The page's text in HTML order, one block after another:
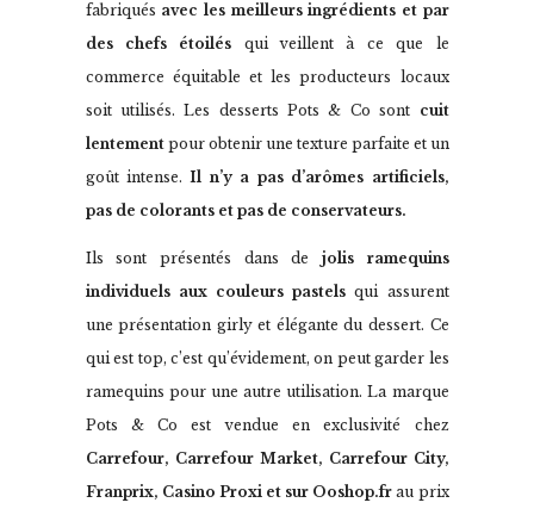
fabriqués avec les meilleurs ingrédients et par
des chefs étoilés qui veillent à ce que le
commerce équitable et les producteurs locaux
soit utilisés. Les desserts Pots & Co sont cuit
lentementpour obtenir une texture parfaite et un
goût intense.Il n’y a pas d’arômes artificiels,
pas de colorants et pas de conservateurs.
Ils sont présentés dans de jolis ramequins
individuels aux couleurs pastels qui assurent
une présentation girly et élégante du dessert. Ce
qui est top, c’est qu’évidement, on peut garder les
ramequins pour une autre utilisation. La marque
Pots & Co est vendue en exclusivité chez
Carrefour, Carrefour Market, Carrefour City,
Franprix, Casino Proxi et sur Ooshop.frau prix